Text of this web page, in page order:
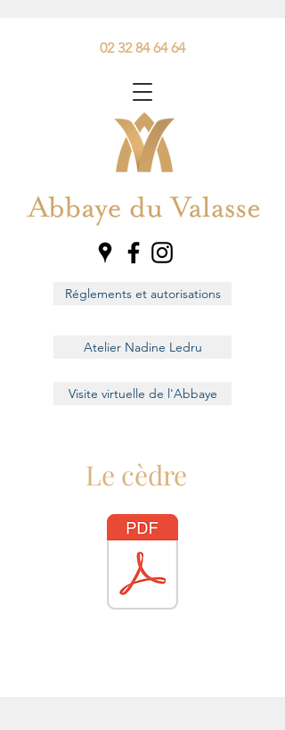
02 32 84 64 64
Réglements et autorisations
Atelier Nadine Ledru
Visite virtuelle de l'Abbaye
Le cèdre